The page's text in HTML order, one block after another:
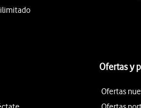
ilimitado
Ofertas y
Ofertas